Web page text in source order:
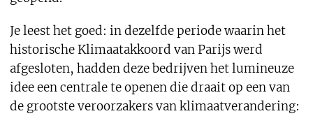
Je leest het goed: in dezelfde periode waarin het
historische Klimaatakkoord van Parijs werd
afgesloten, hadden deze bedrijven het lumineuze
idee een centrale te openen die draait op een van
de grootste veroorzakers van klimaatverandering: